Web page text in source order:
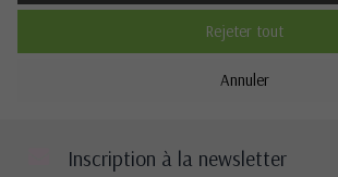
Cookies de performance
Annuler
Rejeter tout
Inscription à la newsletter